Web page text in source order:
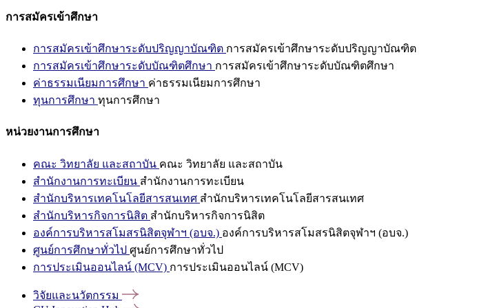
การสมัครเข้าศึกษา
การสมัครเข้าศึกษาระดับปริญญาบัณฑิต การสมัครเข้าศึกษาระดับปริญญาบัณฑิต
การสมัครเข้าศึกษาระดับบัณฑิตศึกษา การสมัครเข้าศึกษาระดับบัณฑิตศึกษา
ค่าธรรมเนียมการศึกษา ค่าธรรมเนียมการศึกษา
ทุนการศึกษา ทุนการศึกษา
หน่วยงานการศึกษา
คณะ วิทยาลัย และสถาบัน คณะ วิทยาลัย และสถาบัน
สำนักงานการทะเบียน สำนักงานการทะเบียน
สำนักบริหารเทคโนโลยีสารสนเทศ สำนักบริหารเทคโนโลยีสารสนเทศ
สำนักบริหารกิจการนิสิต สำนักบริหารกิจการนิสิต
องค์การบริหารสโมสรนิสิตจุฬาฯ (อบจ.) องค์การบริหารสโมสรนิสิตจุฬาฯ (อบจ.)
ศูนย์การศึกษาทั่วไป ศูนย์การศึกษาทั่วไป
การประเมินออนไลน์ (MCV) การประเมินออนไลน์ (MCV)
วิจัยและนวัตกรรม